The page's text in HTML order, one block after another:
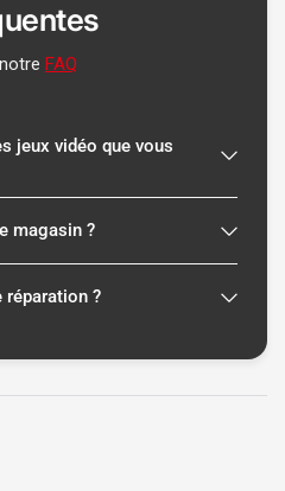
notreFAQ
jeux vidéo que vous
magasin ?
réparation ?